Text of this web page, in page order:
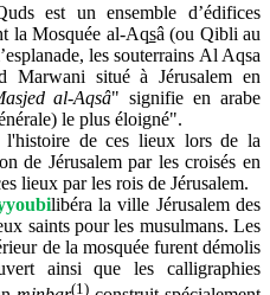
est un ensemble d’édifices
la Mosquée al-Aqsâ (ou Qibli au
les souterrains Al Aqsa
Marwani situé à Jérusalem en
al-Aqsâ" signifie en arabe
le plus éloigné".
de ces lieux lors de la
de Jérusalem par les croisés en
lieux par les rois de Jérusalem.
libéra la ville Jérusalem des
saints pour les musulmans. Les
de la mosquée furent démolis
ainsi que les calligraphies
(1)